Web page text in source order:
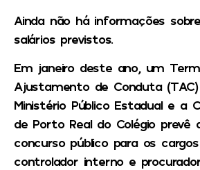
Ainda não há informações
salários previstos.
Em janeiro deste ano, um
Ajustamento de Conduta
Ministério Público Estadual e a
de Porto Real do Colégio prevê
concurso público para os
controlador interno e